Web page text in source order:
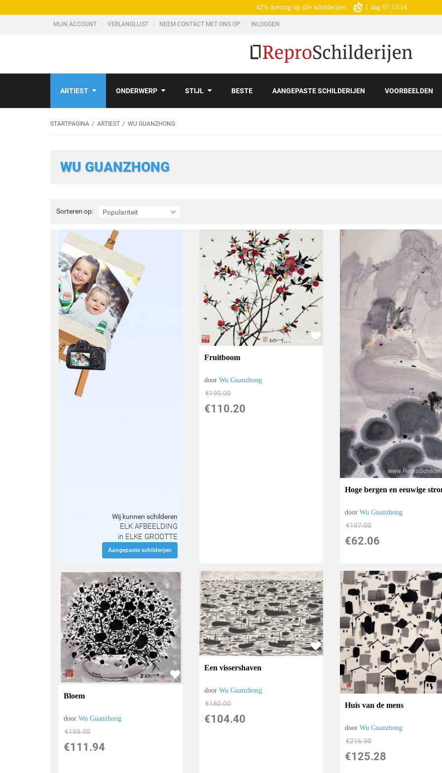
42% korting op alle schilderijen 1 dag 07:13:13
MIJN ACCOUNT VERLANGLIJST NEEM CONTACT MET ONS OP INLOGGEN
ARTIEST ONDERWERP STIJL BESTE AANGEPASTE SCHILDERIJEN VOORBEELDEN
STARTPAGINA ARTIEST WU GUANZHONG
WU GUANZHONG
Sorteren op: Populariteit
Sorteren
op:
Wij kunnen schilderen
ELK AFBEELDING
in ELKE GROOTTE
Aangepaste schilderijen
Fruitboom
doorWu Guanzhong
€190.00
€110.20
Hoge bergen en eeuwige
doorWu Guanzhong
€107.00
€62.06
Bloem
doorWu Guanzhong
€193.00
€111.94
Een vissershaven
doorWu Guanzhong
€180.00
€104.40
Huis van de mens
doorWu Guanzhong
€216.00
€125.28